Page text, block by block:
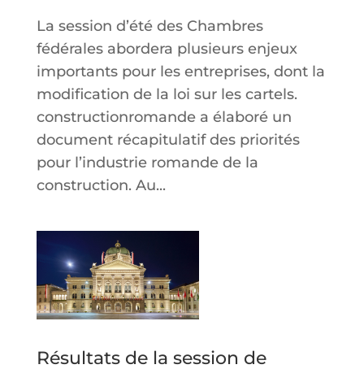
La session d’été des Chambres
fédérales abordera plusieurs enjeux
importants pour les entreprises, dont la
modification de la loi sur les cartels.
constructionromande a élaboré un
document récapitulatif des priorités
pour l’industrie romande de la
construction. Au...
Résultats de la session de